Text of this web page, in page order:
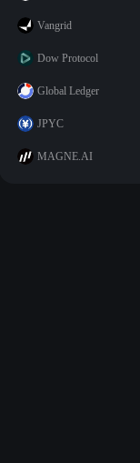
Vangrid
Dow Protocol
Global Ledger
JPYC
MAGNE.AI